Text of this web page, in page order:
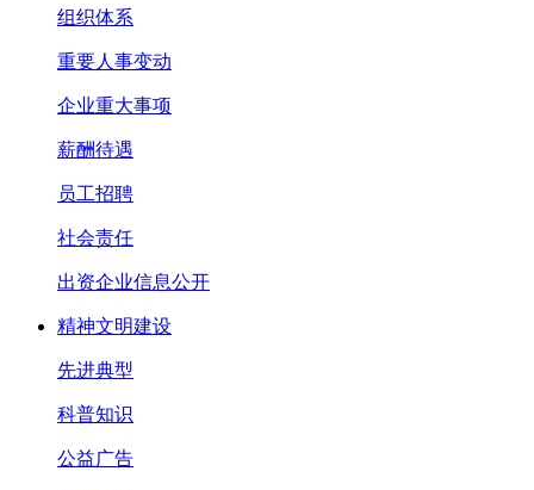
组织体系
重要人事变动
企业重大事项
薪酬待遇
员工招聘
社会责任
出资企业信息公开
精神文明建设
先进典型
科普知识
公益广告